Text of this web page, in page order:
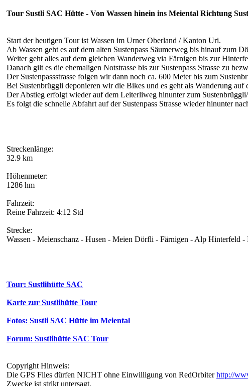
Tour Sustli SAC Hütte - Von Wassen hinein ins Meiental Richtung
Start der heutigen Tour ist Wassen im Urner Oberland / Kanton Uri.
Ab Wassen geht es auf dem alten Sustenpass Säumerweg bis hinauf zum
Weiter geht alles auf dem gleichen Wanderweg via Färnigen bis zur
Danach gilt es die ehemaligen Notstrasse bis zur Sustenpass Strasse zu
Der Sustenpassstrasse folgen wir dann noch ca. 600 Meter bis zum
Bei Sustenbrüggli deponieren wir die Bikes und es geht als Wanderung
Der Abstieg erfolgt wieder auf dem Leiterliweg hinunter zum
Es folgt die schnelle Abfahrt auf der Sustenpass Strasse wieder hinunter
Streckenlänge:
32.9 km
Höhenmeter:
1286 hm
Fahrzeit:
Reine Fahrzeit: 4:12 Std
Strecke:
Wassen - Meienschanz - Husen - Meien Dörfli - Färnigen - Alp Hinterfeld
Tour: Sustlihütte SAC
Karte zur Sustlihütte Tour
Fotos: Sustli SAC Hütte im Meiental
Forum: Sustlihütte SAC Tour
Copyright Hinweis:
Die GPS Files dürfen NICHT ohne Einwilligung von RedOrbiterhttp://
Zwecke ist strikt untersagt.